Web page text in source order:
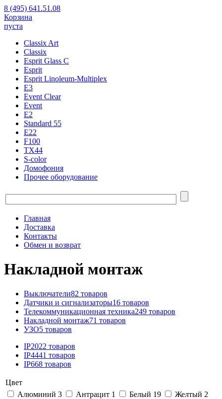
8 (495) 641.51.08
Корзина
пуста
Classix Art
Classix
Esprit Glass C
Esprit
Esprit Linoleum-Multiplex
E3
Event Clear
Event
E2
Standard 55
E22
F100
TX44
S-color
Домофония
Прочее оборудование
Главная
Доставка
Контакты
Обмен и возврат
Накладной монтаж
Выключатели82 товаров
Датчики и сигнализаторы16 товаров
Телекоммуникационная техника249 товаров
Накладной монтаж71 товаров
УЗО5 товаров
IP2022 товаров
IP4441 товаров
IP668 товаров
Цвет
Алюминий 3 Антрацит 1 Белый 19 Желтый 2